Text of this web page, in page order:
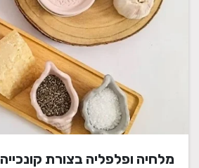
מלחיה ופלפליה בצורת קונכייה